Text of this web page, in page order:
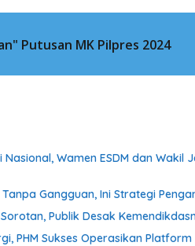
Putusan MK Pilpres 2024
Wamen ESDM dan Wakil
Gangguan, Ini Strategi
Publik Desak
PHM Sukses Operasikan